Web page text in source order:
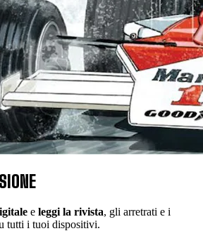
e leggi la rivista, gli arretrati e i
tutti i tuoi dispositivi.